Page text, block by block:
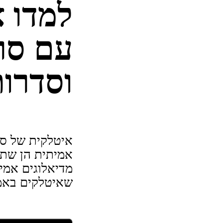
למדו
עם
איטלקית של
אמיתית הן
מדיאלוגים
שאיטלקים